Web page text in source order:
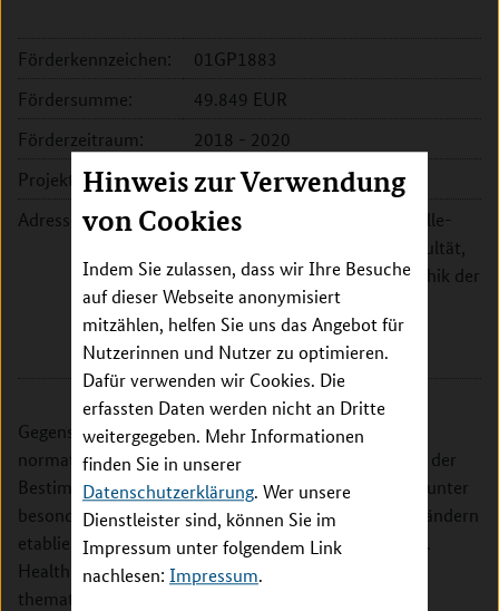
Hinweis zur Verwendung
von Cookies
Indem Sie zulassen, dass wir Ihre Besuche
auf dieser Webseite anonymisiert
mitzählen, helfen Sie uns das Angebot für
Nutzerinnen und Nutzer zu optimieren.
Dafür verwenden wir Cookies. Die
erfassten Daten werden nicht an Dritte
weitergegeben. Mehr Informationen
finden Sie in unserer
Datenschutzerklärung. Wer unsere
Dienstleister sind, können Sie im
Impressum unter folgendem Link
nachlesen: Impressum.
Förderkennzeichen:
01GP1883
Fördersumme:
49.849 EUR
Förderzeitraum:
2018 - 2020
Projektleitung:
Prof. Dr. Jan Schildmann
Adresse:
Martin-Luther-Universität Halle-
Wittenberg, Medizinische Fakultät,
Institut für Geschichte und Ethik der
Medizin
Magdeburger Str. 8
06112 Halle
Gegenstand der Klausurwoche sind Analysen zu
normativen und empirischen Herausforderungen bei der
Bestimmung des Wertes medizinischer Maßnahmen unter
besonderer Berücksichtigung der in verschiedenen Ländern
etablierten Medizintechnik-Folgenabschätzung (engl.
Health Technology Assessments, HTAs). Einen
thematischen Fokus bildet der Vergleich der HTA-